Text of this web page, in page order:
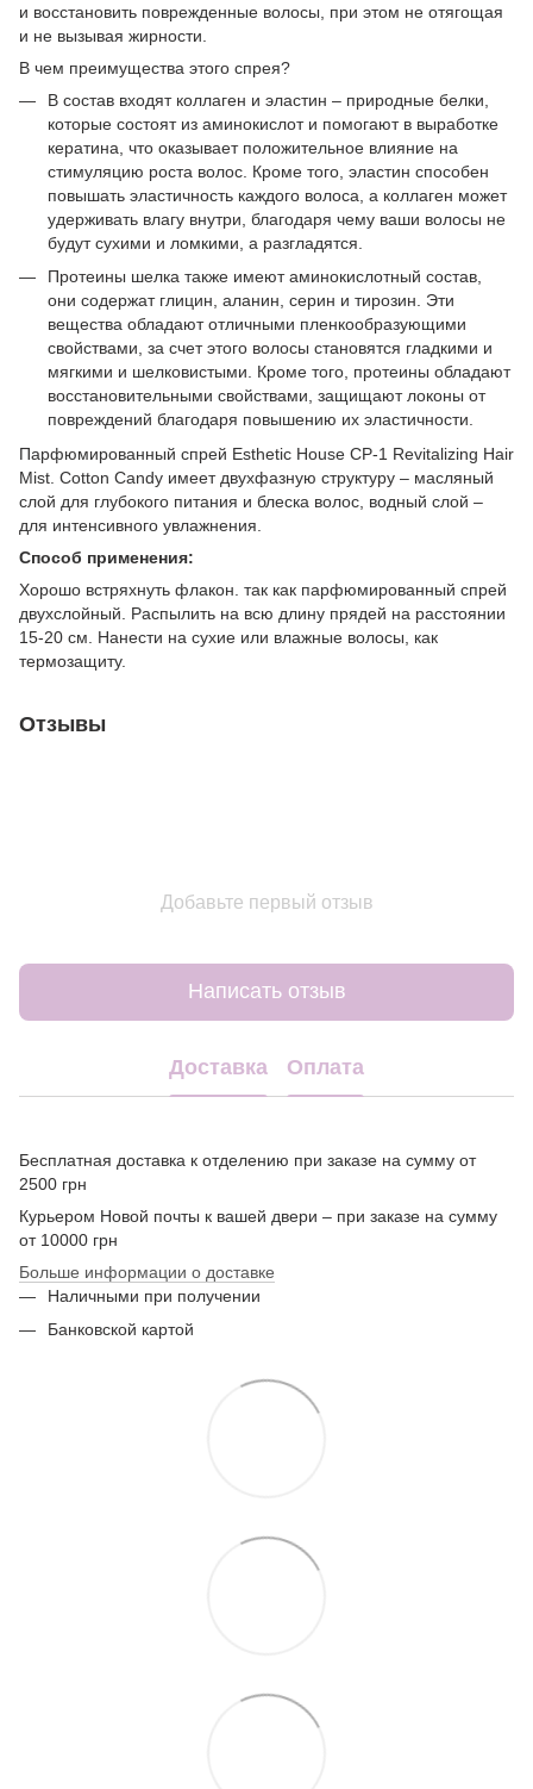
и восстановить поврежденные волосы, при этом не отягощая
и не вызывая жирности.
В чем преимущества этого спрея?
В состав входят коллаген и эластин – природные белки,
которые состоят из аминокислот и помогают в выработке
кератина, что оказывает положительное влияние на
стимуляцию роста волос. Кроме того, эластин способен
повышать эластичность каждого волоса, а коллаген может
удерживать влагу внутри, благодаря чему ваши волосы не
будут сухими и ломкими, а разгладятся.
Протеины шелка также имеют аминокислотный состав,
они содержат глицин, аланин, серин и тирозин. Эти
вещества обладают отличными пленкообразующими
свойствами, за счет этого волосы становятся гладкими и
мягкими и шелковистыми. Кроме того, протеины обладают
восстановительными свойствами, защищают локоны от
повреждений благодаря повышению их эластичности.
Парфюмированный спрей Esthetic House CP-1 Revitalizing Hair
Mist. Cotton Candy имеет двухфазную структуру – масляный
слой для глубокого питания и блеска волос, водный слой –
для интенсивного увлажнения.
Способ применения:
Хорошо встряхнуть флакон. так как парфюмированный спрей
двухслойный. Распылить на всю длину прядей на расстоянии
15-20 см. Нанести на сухие или влажные волосы, как
термозащиту.
Отзывы
Добавьте первый отзыв
Написать отзыв
Доставка Оплата
Бесплатная доставка к отделению при заказе на сумму от
2500 грн
Курьером Новой почты к вашей двери – при заказе на сумму
от 10000 грн
Больше информации о доставке
Наличными при получении
Банковской картой